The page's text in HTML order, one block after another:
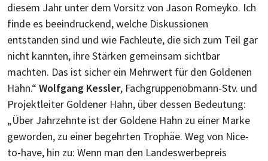
diesem Jahr unter dem Vorsitz von Jason Romeyko. Ich
finde es beeindruckend, welche Diskussionen
entstanden sind und wie Fachleute, die sich zum Teil gar
nicht kannten, ihre Stärken gemeinsam sichtbar
machten. Das ist sicher ein Mehrwert für den Goldenen
Hahn.“ Wolfgang Kessler, Fachgruppenobmann-Stv. und
Projektleiter Goldener Hahn, über dessen Bedeutung:
„Über Jahrzehnte ist der Goldene Hahn zu einer Marke
geworden, zu einer begehrten Trophäe. Weg von Nice-
to-have, hin zu: Wenn man den Landeswerbepreis